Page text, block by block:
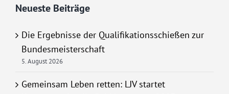
Neueste Beiträge
Die Ergebnisse der Qualifikationsschießen zur
Bundesmeisterschaft
5. August 2026
Gemeinsam Leben retten: LJV startet